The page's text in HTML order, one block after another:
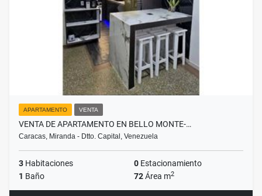
APARTAMENTO VENTA
VENTA DE APARTAMENTO EN BELLO MONTE-…
Caracas, Miranda - Dtto. Capital, Venezuela
3 Habitaciones 0 Estacionamiento
1 Baño 72Área m2